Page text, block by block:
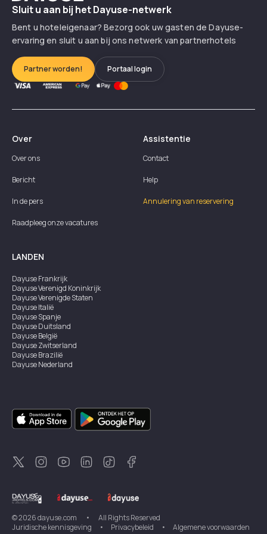
Sluit u aan bij het Dayuse-netwerk
Bent u hoteleigenaar? Bezorg ook uw gasten de Dayuse-
ervaring en sluit u aan bij ons netwerk van partnerhotels
Partner worden! Portaal login
Over
Over ons
Bericht
In de pers
Raadpleeg onze vacatures
Assistentie
Contact
Help
Annulering van reservering
LANDEN
DayuseFrankrijk
DayuseVerenigd Koninkrijk
DayuseVerenigde Staten
DayuseItalië
DayuseSpanje
DayuseDuitsland
DayuseBelgië
DayuseZwitserland
DayuseBrazilië
DayuseNederland
DayuseCanada
DayuseSingapore
DayuseZweden
DayuseKorea
DayuseNieuw-Zeeland
©2026dayuse.com •
All Rights Reserved
Juridische kennisgeving
• Privacybeleid • Algemene voorwaarden